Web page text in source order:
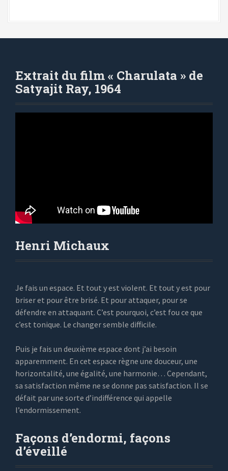
Extrait du film « Charulata » de
Satyajit Ray, 1964
Henri Michaux
Je fais un espace. Et tout y est violent. Et tout y est pour
briser et pour être brisé. Et pour attaquer, pour se
défendre en attaquant. C’est pourquoi, c’est fou ce que
c’est tonique. Le changer semble difficile.
Puis je fais un deuxième espace dont j’ai besoin
apparemment. En cet espace règne une douceur, une
horizontalité, une égalité, une harmonie… Cependant,
sa satisfaction même ne se donne pas satisfaction. Il se
défait par une sorte d’indifférence qui appelle
l’endormissement.
Façons d’endormi, façons
d’éveillé